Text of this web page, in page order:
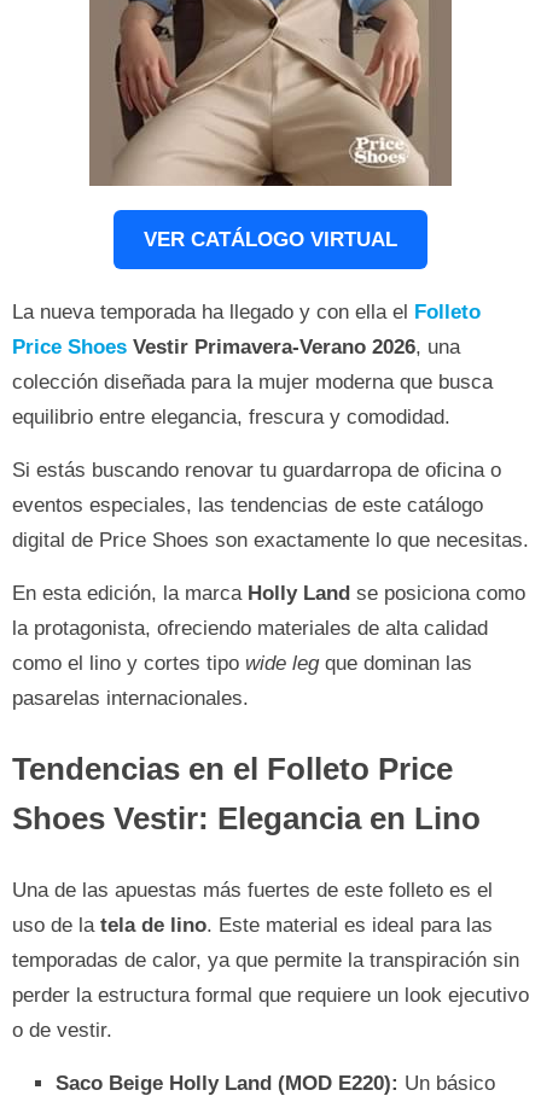
VER CATÁLOGO VIRTUAL
La nueva temporada ha llegado y con ella el Folleto
Price Shoes Vestir Primavera-Verano 2026, una
colección diseñada para la mujer moderna que busca
equilibrio entre elegancia, frescura y comodidad.
Si estás buscando renovar tu guardarropa de oficina o
eventos especiales, las tendencias de este catálogo
digital de Price Shoes son exactamente lo que necesitas.
En esta edición, la marca Holly Land se posiciona como
la protagonista, ofreciendo materiales de alta calidad
como el lino y cortes tipo wide legque dominan las
pasarelas internacionales.
Tendencias en el Folleto Price
Shoes Vestir: Elegancia en Lino
Una de las apuestas más fuertes de este folleto es el
uso de la tela de lino. Este material es ideal para las
temporadas de calor, ya que permite la transpiración sin
perder la estructura formal que requiere un look ejecutivo
o de vestir.
Saco Beige Holly Land (MOD E220): Un básico